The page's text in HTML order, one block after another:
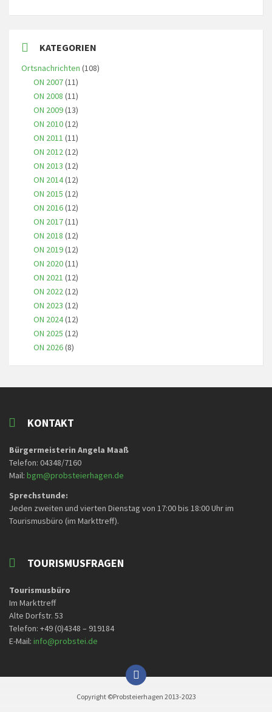
KATEGORIEN
Ortsnachrichten (108)
ON 2007(11)
ON 2008 (11)
ON 2009(13)
ON 2010(12)
ON 2011 (11)
ON 2012(12)
ON 2013 (12)
ON 2014(12)
ON 2015 (12)
ON 2016(12)
ON 2017(11)
ON 2018 (12)
ON 2019(12)
ON 2020(11)
ON 2021 (12)
ON 2022(12)
ON 2023 (12)
ON 2024(12)
ON 2025 (12)
ON 2026(8)
KONTAKT
Bürgermeisterin Angela Maaß
Telefon: 04348/7160
Mail: bgm@probsteierhagen.de
Sprechstunde:
Jeden zweiten und vierten Dienstag von 17:00 bis 18:00 Uhr im
Tourismusbüro (im Markttreff).
TOURISMUSFRAGEN
Tourismusbüro
Im Markttreff
Alte Dorfstr. 53
Telefon: +49 (0)4348 – 919184
E-Mail: info@probstei.de
Copyright ©Probsteierhagen 2013-2023